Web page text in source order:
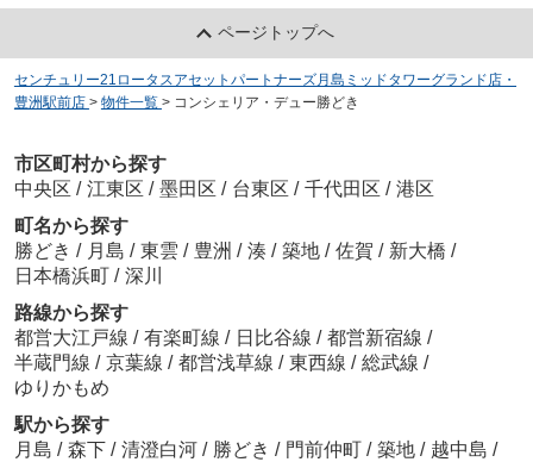
ページトップへ
センチュリー21ロータスアセットパートナーズ月島ミッドタワーグランド店・
豊洲駅前店 > 物件一覧 > コンシェリア・デュー勝どき
市区町村から探す
中央区 / 江東区 / 墨田区 / 台東区 / 千代田区 / 港区
町名から探す
勝どき / 月島 / 東雲 / 豊洲 / 湊 / 築地 / 佐賀 / 新大橋 /
日本橋浜町 / 深川
路線から探す
都営大江戸線 / 有楽町線 / 日比谷線 / 都営新宿線 /
半蔵門線 / 京葉線 / 都営浅草線 / 東西線 / 総武線 /
ゆりかもめ
駅から探す
月島 / 森下 / 清澄白河 / 勝どき / 門前仲町 / 築地 / 越中島 /